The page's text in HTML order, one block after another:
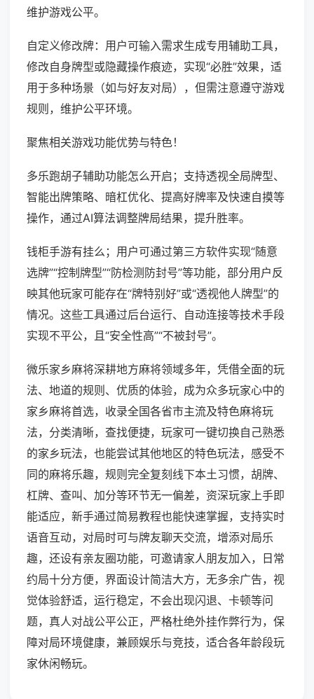
维护游戏公平。
自定义修改牌：用户可输入需求生成专用辅助工具，
修改自身牌型或隐藏操作痕迹，实现“必胜”效果，适
用于多种场景（如与好友对局），但需注意遵守游戏
规则，维护公平环境。
聚焦相关游戏功能优势与特色！
多乐跑胡子辅助功能怎么开启；支持透视全局牌型、
智能出牌策略、暗杠优化、提高好牌率及快速自摸等
操作，通过AI算法调整牌局结果，提升胜率。
钱柜手游有挂么；用户可通过第三方软件实现“随意
选牌”“控制牌型”“防检测防封号”等功能，部分用户反
映其他玩家可能存在“牌特别好”或“透视他人牌型”的
情况。这些工具通过后台运行、自动连接等技术手段
实现不平公，且“安全性高”“不被封号”。
微乐家乡麻将深耕地方麻将领域多年，凭借全面的玩
法、地道的规则、优质的体验，成为众多玩家心中的
家乡麻将首选，收录全国各省市主流及特色麻将玩
法，分类清晰，查找便捷，玩家可一键切换自己熟悉
的家乡玩法，也能尝试其他地区的特色玩法，感受不
同的麻将乐趣，规则完全复刻线下本土习惯，胡牌、
杠牌、查叫、加分等环节无一偏差，资深玩家上手即
能适应，新手通过简易教程也能快速掌握，支持实时
语音互动，对局时可与牌友聊天交流，增添对局乐
趣，还设有亲友圈功能，可邀请家人朋友加入，日常
约局十分方便，界面设计简洁大方，无多余广告，视
觉体验舒适，运行稳定，不会出现闪退、卡顿等问
题，真人对战公平公正，严格杜绝外挂作弊行为，保
障对局环境健康，兼顾娱乐与竞技，适合各年龄段玩
家休闲畅玩。